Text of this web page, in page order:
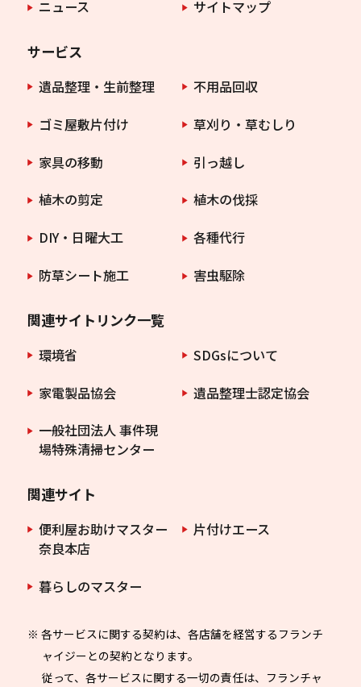
ニュース
サイトマップ
サービス
遺品整理・生前整理
不用品回収
ゴミ屋敷片付け
草刈り・草むしり
家具の移動
引っ越し
植木の剪定
植木の伐採
DIY・日曜大工
各種代行
防草シート施工
害虫駆除
関連サイトリンク一覧
環境省
SDGsについて
家電製品協会
遺品整理士認定協会
一般社団法人 事件現
場特殊清掃センター
関連サイト
便利屋お助けマスター
奈良本店
片付けエース
暮らしのマスター
※ 各サービスに関する契約は、各店舗を経営するフランチ
ャイジーとの契約となります。
従って、各サービスに関する一切の責任は、フランチャ